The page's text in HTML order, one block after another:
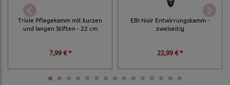
Trixie Pflegekamm mit kurzen
und langen Stiften - 22 cm
7,99 € *
EBI Noir Entwirrungskamm -
zweiseitig
22,99 € *